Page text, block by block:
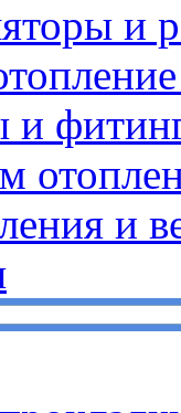
и
и
и